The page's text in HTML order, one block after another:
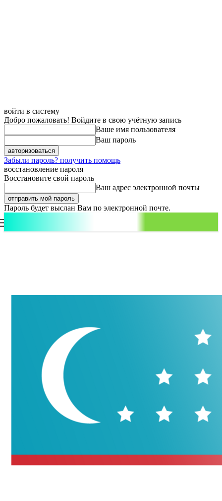
войти в систему
Добро пожаловать! Войдите в свою учётную запись
Ваше имя пользователя
Ваш пароль
Забыли пароль? получить помощь
восстановление пароля
Восстановите свой пароль
Ваш адрес электронной почты
Пароль будет выслан Вам по электронной почте.